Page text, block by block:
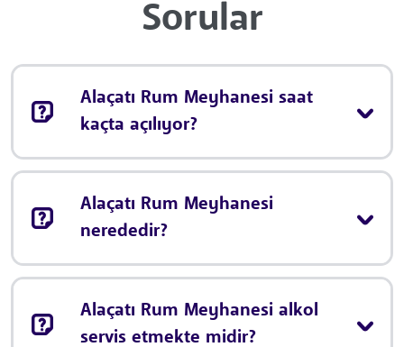
Sorular
Alaçatı Rum Meyhanesi saat
kaçta açılıyor?
Alaçatı Rum Meyhanesi
nerededir?
Alaçatı Rum Meyhanesi alkol
servis etmekte midir?